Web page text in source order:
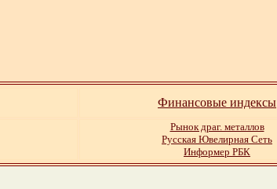
Финансовые индексы
Рынок драг. металлов
Русская Ювелирная Сеть
Информер РБК